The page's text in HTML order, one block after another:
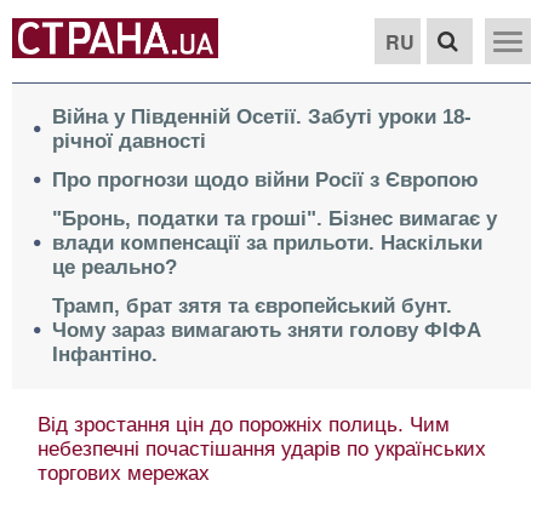
RU
Війна у Південній Осетії. Забуті уроки 18-
річної давності
Про прогнози щодо війни Росії з Європою
"Бронь, податки та гроші". Бізнес вимагає у
влади компенсації за прильоти. Наскільки
це реально?
Трамп, брат зятя та європейський бунт.
Чому зараз вимагають зняти голову ФІФА
Інфантіно.
Від зростання цін до порожніх полиць. Чим
небезпечні почастішання ударів по українських
торгових мережах